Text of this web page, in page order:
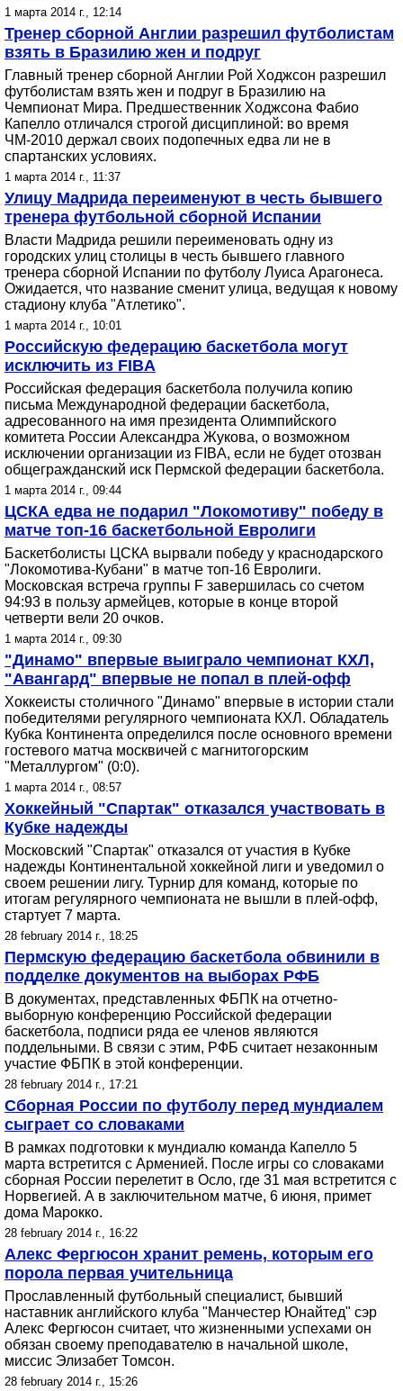
1 марта 2014 г., 12:14
Тренер сборной Англии разрешил футболистам
взять в Бразилию жен и подруг
Главный тренер сборной Англии Рой Ходжсон разрешил
футболистам взять жен и подруг в Бразилию на
Чемпионат Мира. Предшественник Ходжсона Фабио
Капелло отличался строгой дисциплиной: во время
ЧМ-2010 держал своих подопечных едва ли не в
спартанских условиях.
1 марта 2014 г., 11:37
Улицу Мадрида переименуют в честь бывшего
тренера футбольной сборной Испании
Власти Мадрида решили переименовать одну из
городских улиц столицы в честь бывшего главного
тренера сборной Испании по футболу Луиса Арагонеса.
Ожидается, что название сменит улица, ведущая к новому
стадиону клуба "Атлетико".
1 марта 2014 г., 10:01
Российскую федерацию баскетбола могут
исключить из FIBA
Российская федерация баскетбола получила копию
письма Международной федерации баскетбола,
адресованного на имя президента Олимпийского
комитета России Александра Жукова, о возможном
исключении организации из FIBA, если не будет отозван
общегражданский иск Пермской федерации баскетбола.
1 марта 2014 г., 09:44
ЦСКА едва не подарил "Локомотиву" победу в
матче топ-16 баскетбольной Евролиги
Баскетболисты ЦСКА вырвали победу у краснодарского
"Локомотива-Кубани" в матче топ-16 Евролиги.
Московская встреча группы F завершилась со счетом
94:93 в пользу армейцев, которые в конце второй
четверти вели 20 очков.
1 марта 2014 г., 09:30
"Динамо" впервые выиграло чемпионат КХЛ,
"Авангард" впервые не попал в плей-офф
Хоккеисты столичного "Динамо" впервые в истории стали
победителями регулярного чемпионата КХЛ. Обладатель
Кубка Континента определился после основного времени
гостевого матча москвичей с магнитогорским
"Металлургом" (0:0).
1 марта 2014 г., 08:57
Хоккейный "Спартак" отказался участвовать в
Кубке надежды
Московский "Спартак" отказался от участия в Кубке
надежды Континентальной хоккейной лиги и уведомил о
своем решении лигу. Турнир для команд, которые по
итогам регулярного чемпионата не вышли в плей-офф,
стартует 7 марта.
28 february 2014 г., 18:25
Пермскую федерацию баскетбола обвинили в
подделке документов на выборах РФБ
В документах, представленных ФБПК на отчетно-
выборную конференцию Российской федерации
баскетбола, подписи ряда ее членов являются
поддельными. В связи с этим, РФБ считает незаконным
участие ФБПК в этой конференции.
28 february 2014 г., 17:21
Сборная России по футболу перед мундиалем
сыграет со словаками
В рамках подготовки к мундиалю команда Капелло 5
марта встретится с Арменией. После игры со словаками
сборная России перелетит в Осло, где 31 мая встретится с
Норвегией. А в заключительном матче, 6 июня, примет
дома Марокко.
28 february 2014 г., 16:22
Алекс Фергюсон хранит ремень, которым его
порола первая учительница
Прославленный футбольный специалист, бывший
наставник английского клуба "Манчестер Юнайтед" сэр
Алекс Фергюсон считает, что жизненными успехами он
обязан своему преподавателю в начальной школе,
миссис Элизабет Томсон.
28 february 2014 г., 15:26